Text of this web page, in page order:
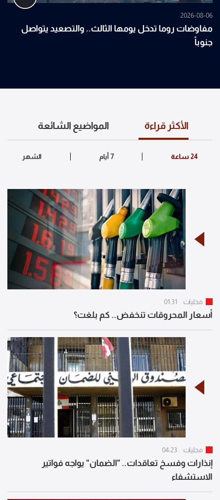
2026-08-06
مفاوضات روما تدخل يومها الثالث.. والتصعيد يتواصل
جنوباً
الأكثر قراءة المواضيع الشائعة
محليات 01:31
أسعار المحروقات تنخفض.. كم بلغت؟
محليات 04:23
إنذارات وفسخ تعاقدات.. "الضمان" يواجه فواتير
الاستشفاء